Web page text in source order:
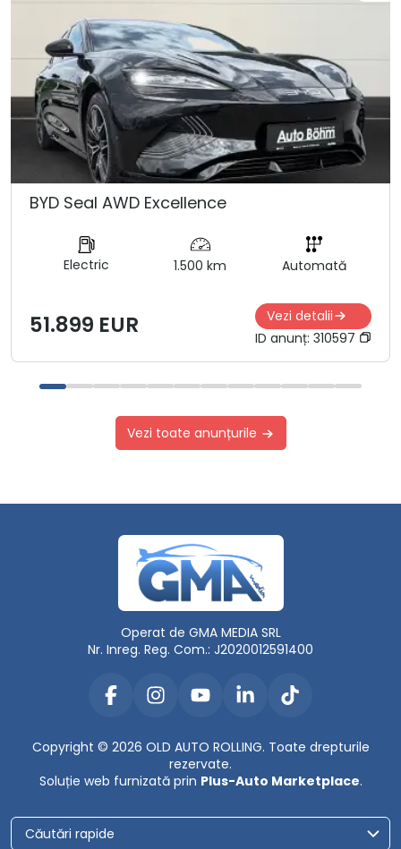
BYD Seal AWD Excellence
Electric 1.500 km Automată
51.899 EUR
Vezi detalii
ID anunț: 310597
Vezi toate anunțurile
Operat de GMA MEDIA SRL
Nr. Inreg. Reg. Com.: J2020012591400
Copyright © 2026 OLD AUTO ROLLING. Toate drepturile
rezervate.
Soluție web furnizată prin Plus-Auto Marketplace.
Căutări rapide